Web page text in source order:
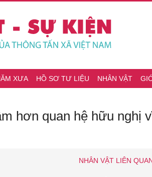
XƯA HỒ SƠ TƯ LIỆU NHÂN VẬT
hơn quan hệ hữu nghị
NHÂN VẬT LIÊN